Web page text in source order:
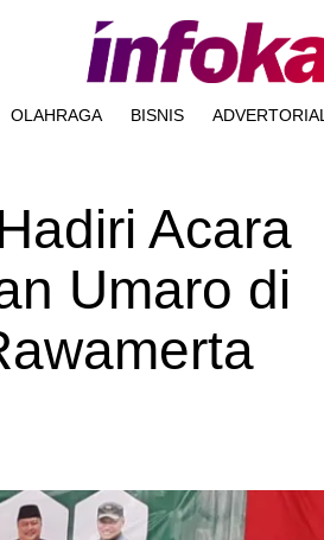
OLAHRAGA BISNIS ADVERTORIAL
Acara
Umaro di